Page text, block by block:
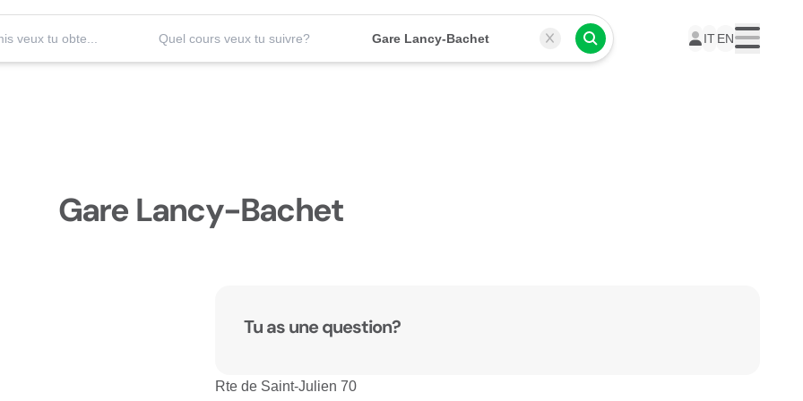
Quel permis veux tu obtenir? Quel cours veux tu suivre? Gare Lancy-Bachet ITEN
Gare Lancy-Bachet
Tu as une question?
Rte de Saint-Julien 70